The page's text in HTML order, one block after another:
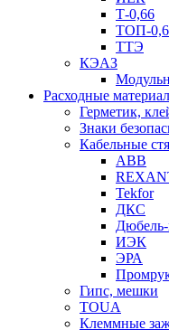
Т-0,66
ТОП-
ТТЭ
КЭАЗ
Расходные
Герметик,
Знаки
Кабельные
ABB
Tekfor
ДКС
ИЭК
ЭРА
Гипс, мешки
TOUA
Клеммные